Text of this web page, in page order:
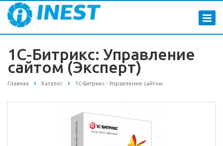
1С-Битрикс: Управление
сайтом (Эксперт)
Главная Каталог 1С-Битрикс - Управление сайтом